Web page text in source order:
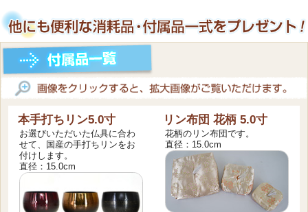
本手打ちリン5.0寸
お選びいただいた仏具に合わ
せて、国産の手打ちリンをお
付けします。
直径：15.0cm
リン布団 花柄 5.0寸
花柄のリン布団です。
直径：15.0cm